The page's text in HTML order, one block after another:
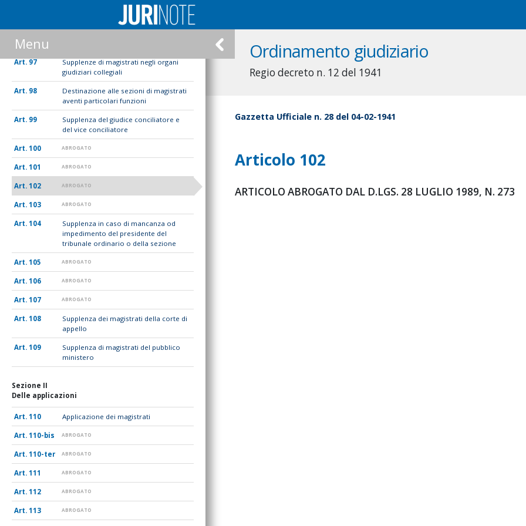
Ordinamento giudiziario
Regio decreto n. 12 del 1941
Menu
Sezione I
Delle supplenze
97
Supplenze di magistrati negli organi
giudiziari collegiali
98
Destinazione alle sezioni di magistrati
aventi particolari funzioni
99
Supplenza del giudice conciliatore e
del vice conciliatore
100 ABROGATO
101 ABROGATO
102 ABROGATO
103 ABROGATO
104
Supplenza in caso di mancanza od
impedimento del presidente del
tribunale ordinario o della sezione
105 ABROGATO
106 ABROGATO
107 ABROGATO
108
Supplenza dei magistrati della corte di
appello
109
Supplenza di magistrati del pubblico
ministero
Sezione II
Delle applicazioni
110 Applicazione dei magistrati
110-bis ABROGATO
110-ter ABROGATO
111 ABROGATO
112 ABROGATO
113 ABROGATO
Gazzetta Ufficiale n. 28 del 04-02-1941
Articolo 102
ARTICOLO ABROGATO DAL D.LGS. 28 LUGLIO 1989, N. 273